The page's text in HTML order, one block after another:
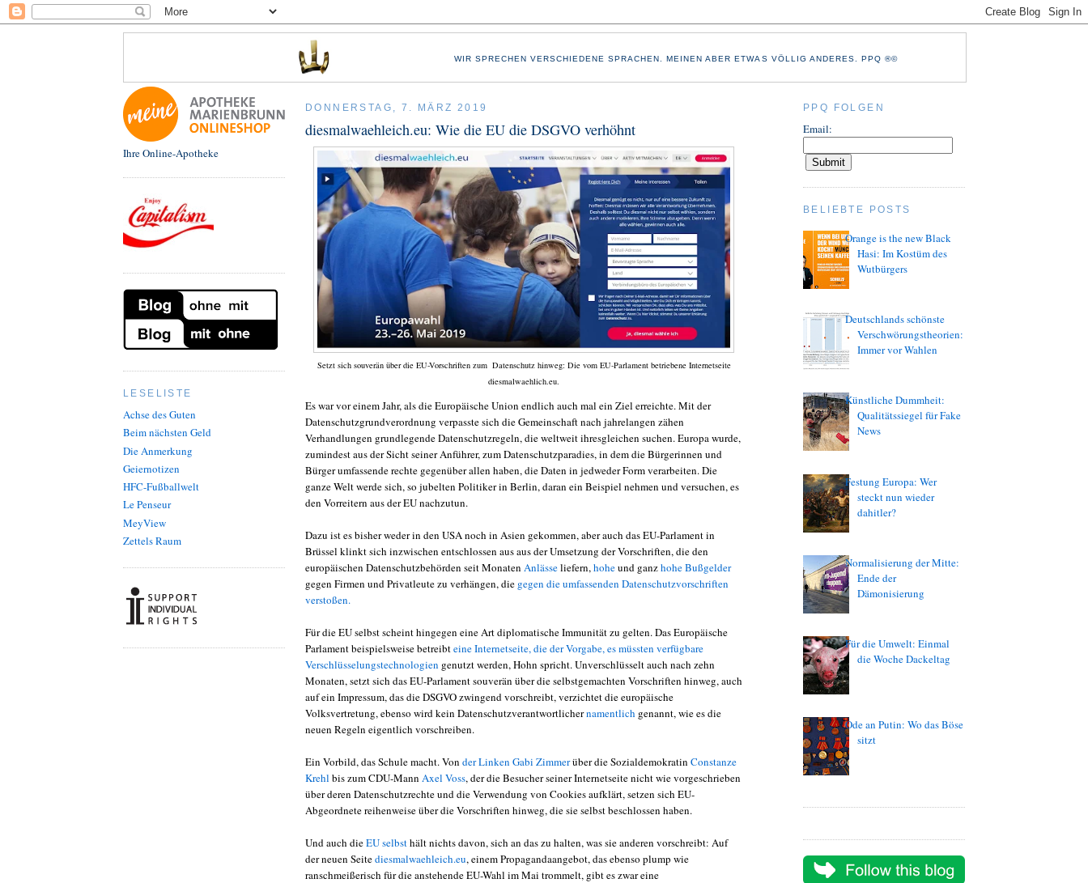
WIR SPRECHEN VERSCHIEDENE SPRACHEN. MEINEN ABER ETWAS VÖLLIG ANDERES. PPQ ®©
Ihre Online-Apotheke
LESELISTE
Achse des Guten
Beim nächsten Geld
Die Anmerkung
Geiernotizen
HFC-Fußballwelt
Le Penseur
MeyView
Zettels Raum
DONNERSTAG, 7. MÄRZ 2019
diesmalwaehleich.eu: Wie die EU die DSGVO verhöhnt
Setzt sich souverän über die EU-Vorschriften zum Datenschutz hinweg: Die vom EU-Parlament betriebene Internetseite
diesmalwaehlich.eu.
Es war vor einem Jahr, als die Europäische Union endlich auch mal ein Ziel erreichte. Mit der
Datenschutzgrundverordnung verpasste sich die Gemeinschaft nach jahrelangen zähen
Verhandlungen grundlegende Datenschutzregeln, die weltweit ihresgleichen suchen. Europa wurde,
zumindest aus der Sicht seiner Anführer, zum Datenschutzparadies, in dem die Bürgerinnen und
Bürger umfassende rechte gegenüber allen haben, die Daten in jedweder Form verarbeiten. Die
ganze Welt werde sich, so jubelten Politiker in Berlin, daran ein Beispiel nehmen und versuchen, es
den Vorreitern aus der EU nachzutun.
Dazu ist es bisher weder in den USA noch in Asien gekommen, aber auch das EU-Parlament in
Brüssel klinkt sich inzwischen entschlossen aus aus der Umsetzung der Vorschriften, die den
europäischen Datenschutzbehörden seit Monaten Anlässeliefern,hoheund ganzhohe Bußgelder
gegen Firmen und Privatleute zu verhängen, die gegen die umfassenden Datenschutzvorschriften
verstoßen.
Für die EU selbst scheint hingegen eine Art diplomatische Immunität zu gelten. Das Europäische
Parlament beispielsweise betreibteine Internetseite, die der Vorgabe, es müssten verfügbare
Verschlüsselungstechnologien genutzt werden, Hohn spricht. Unverschlüsselt auch nach zehn
Monaten, setzt sich das EU-Parlament souverän über die selbstgemachten Vorschriften hinweg, auch
auf ein Impressum, das die DSGVO zwingend vorschreibt, verzichtet die europäische
Volksvertretung, ebenso wird kein Datenschutzverantwortlichernamentlich genannt, wie es die
neuen Regeln eigentlich vorschreiben.
Ein Vorbild, das Schule macht. Von der Linken Gabi Zimmerüber die Sozialdemokratin Constanze
Krehl bis zum CDU-Mann Axel Voss, der die Besucher seiner Internetseite nicht wie vorgeschrieben
über deren Datenschutzrechte und die Verwendung von Cookies aufklärt, setzen sich EU-
Abgeordnete reihenweise über die Vorschriften hinweg, die sie selbst beschlossen haben.
Und auch dieEU selbsthält nichts davon, sich an das zu halten, was sie anderen vorschreibt: Auf
der neuen Seitediesmalwaehleich.eu, einem Propagandaangebot, das ebenso plump wie
ranschmeißerisch für die anstehende EU-Wahl im Mai trommelt, gibt es zwar eine
PPQ FOLGEN
Email:
BELIEBTE POSTS
Orange is the new Black
Hasi: Im Kostüm des
Wutbürgers
Deutschlands schönste
Verschwörungstheorien:
Immer vor Wahlen
Künstliche Dummheit:
Qualitätssiegel für Fake
News
Festung Europa: Wer
steckt nun wieder
dahitler?
Normalisierung der Mitte:
Ende der
Dämonisierung
Für die Umwelt: Einmal
die Woche Dackeltag
Ode an Putin: Wo das Böse
sitzt